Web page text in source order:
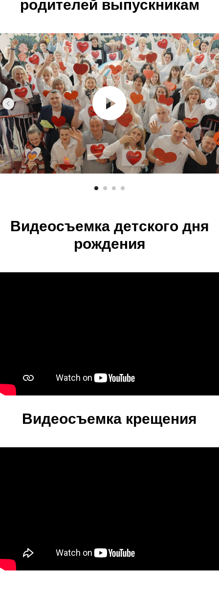
родителей выпускникам
Видеосъемка детского дня
рождения
Видеосъемка крещения